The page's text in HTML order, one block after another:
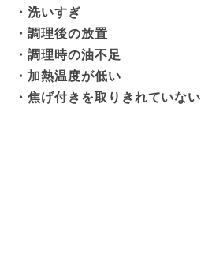
・洗いすぎ
・調理後の放置
・調理時の油不足
・加熱温度が低い
・焦げ付きを取りきれていない